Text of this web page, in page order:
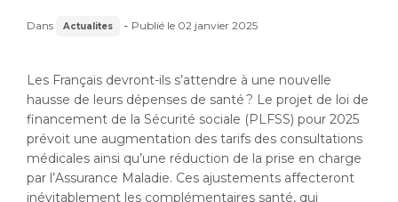
Dans Actualites - Publié le 02 janvier 2025
Les Français devront-ils s’attendre à une nouvelle
hausse de leurs dépenses de santé ? Le projet de loi de
financement de la Sécurité sociale (PLFSS) pour 2025
prévoit une augmentation des tarifs des consultations
médicales ainsi qu’une réduction de la prise en charge
par l’Assurance Maladie. Ces ajustements affecteront
inévitablement les complémentaires santé, qui